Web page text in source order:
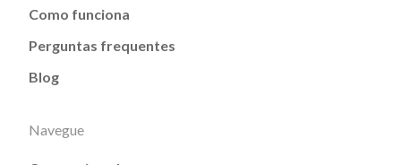
Como funciona
Perguntas frequentes
Blog
Navegue